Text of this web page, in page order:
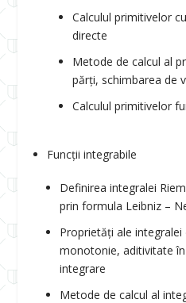
Calculul primitivelor
directe
Metode de calcul al
părți, schimbarea de
Calculul primitivelor
Funcții integrabile
Definirea integralei
prin formula Leibniz –
Proprietăți ale
monotonie, aditivitate
integrare
Metode de calcul al